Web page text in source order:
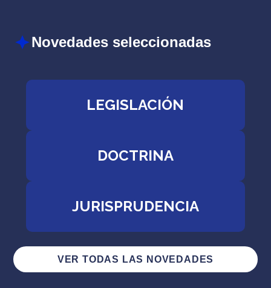
Novedades seleccionadas
LEGISLACIÓN
DOCTRINA
JURISPRUDENCIA
VER TODAS LAS NOVEDADES